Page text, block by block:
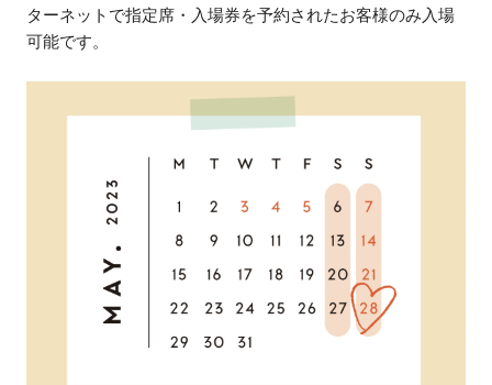
ターネットで指定席・入場券を予約されたお客様のみ入場
可能です。